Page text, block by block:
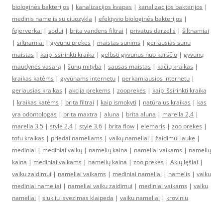
biologinės bakterijos | kanalizacijos kvapas | kanalizacijos bakterijos |
medinis namelis su ciuozykla | efektyvio biologinės bakterijos |
fejerverkai | sodui | brita vandens filtrai | privatus darzelis | šiltnamiai
| siltnamiai | gyvunu prekes | maistas sunims | geriausias sunu
maistas | kaip issirinkti kraika | gelbsti gyvūnus nuo karščio | gyvūnų
maudynės vasarą | šunų mityba | sausas maistas | kačių kraikas |
kraikas katėms | gyvūnams internetu | perkamiausios internetu |
geriausias kraikas | akcija prekems | zooprekės | kaip išsirinkti kraiką
| kraikas katėms | brita filtrai | kaip ismokyti | natūralus kraikas | kas
yra odontologas | brita maxtra | aluna | brita aluna | marella 2,4 |
marella 3,5 | style 2,4 | style 3,6 | brita flow | elemaris | zoo prekes |
tofu kraikas | priedai nameliams | vaikų nameliai | žaidimui lauke |
mediniai | mediniai vaikų | namelių kaina | nameliai vaikams | namelių
kaina | mediniai vaikams | namelių kaina | zoo prekes | Akių lęšiai |
vaiku zaidimui | nameliai vaikams | mediniai nameliai | namelis | vaiku
mediniai nameliai | nameliai vaiku zaidimui | mediniai vaikams | vaiku
nameliai | siukliu isvezimas klaipeda | vaiku nameliai | kroviniu